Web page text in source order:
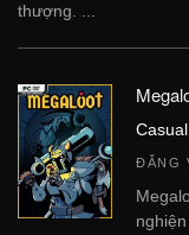
thượng. ...
Casual
ĐĂNG